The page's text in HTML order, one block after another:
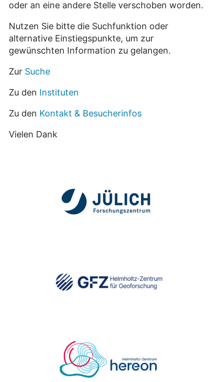
oder an eine andere Stelle verschoben worden.
Nutzen Sie bitte die Suchfunktion oder
alternative Einstiegspunkte, um zur
gewünschten Information zu gelangen.
Zur Suche
Zu den Instituten
Zu den Kontakt & Besucherinfos
Vielen Dank